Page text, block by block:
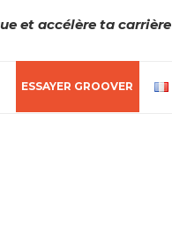
et accélère ta carrière
ESSAYER GROOVER